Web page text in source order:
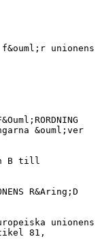
unionens
&ouml;ver
B till
R&Aring;D
unionens
81,